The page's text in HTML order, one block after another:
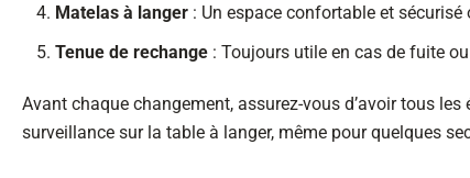
Matelas à langer : Un espace confortable et
Tenue de rechange : Toujours utile en cas de fuite ou
Avant chaque changement, assurez-vous d’avoir tous
surveillance sur la table à langer, même pour quelques